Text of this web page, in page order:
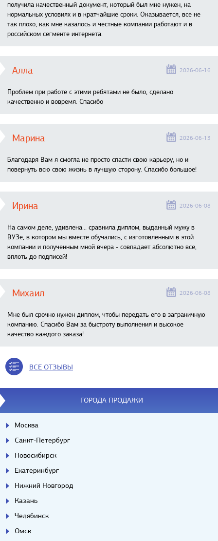
получила качественный документ, который был мне нужен, на
нормальных условиях и в кратчайшие сроки. Оказывается, все не
так плохо, как мне казалось и честные компании работают и в
российском сегменте интернета.
Алла 2026-06-16
Проблем при работе с этими ребятами не было, сделано
качественно и вовремя. Спасибо
Марина 2026-06-13
Благодаря Вам я смогла не просто спасти свою карьеру, но и
повернуть всю свою жизнь в лучшую сторону. Спасибо большое!
Ирина 2026-06-08
На самом деле, удивлена… сравнила диплом, выданный мужу в
ВУЗе, в котором мы вместе обучались, с изготовленным в этой
компании и полученным мной вчера - совпадает абсолютно все,
вплоть до подписей!
Михаил 2026-06-08
Мне был срочно нужен диплом, чтобы передать его в заграничную
компанию. Спасибо Вам за быстроту выполнения и высокое
качество каждого заказа!
ВСЕ ОТЗЫВЫ
ГОРОДА ПРОДАЖИ
Москва
Санкт-Петербург
Новосибирск
Екатеринбург
Нижний Новгород
Казань
Челябинск
Омск